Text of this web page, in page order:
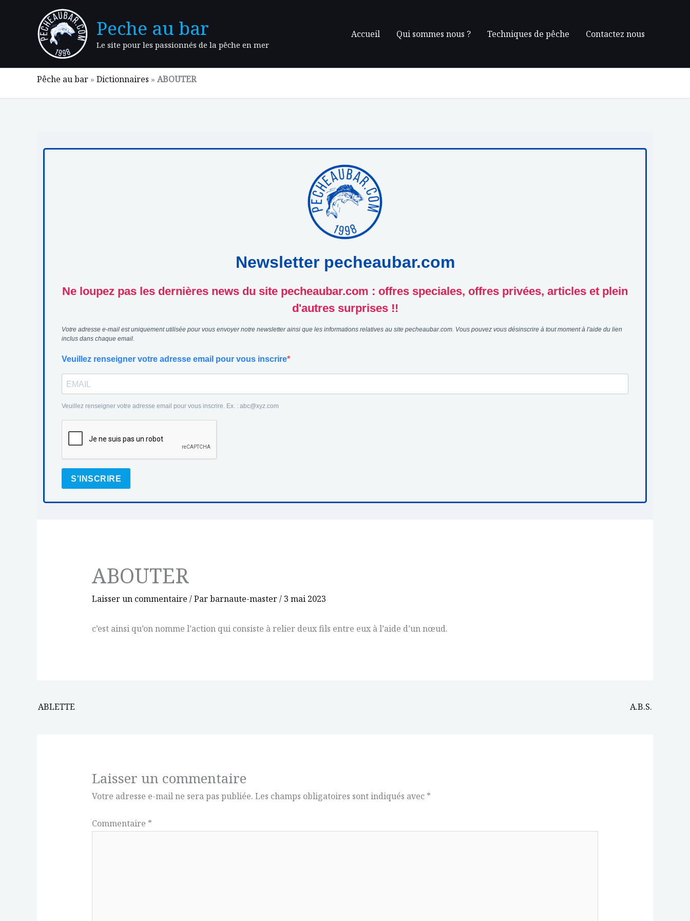
Peche au bar
Le site pour les passionnés de la pêche en mer
Accueil Qui sommes nous ? Techniques de pêche Contactez nous
Pêche au bar » Dictionnaires » ABOUTER
Newsletter pecheaubar.com
Ne loupez pas les dernières news du site pecheaubar.com : offres speciales, offres privées, articles et plein
d'autres surprises !!
Votre adresse e-mail est uniquement utilisée pour vous envoyer notre newsletter ainsi que les informations relatives au site pecheaubar.com. Vous pouvez vous désinscrire à tout moment à l'aide du lien
inclus dans chaque email.
Veuillez renseigner votre adresse email pour vous inscrire
Veuillez renseigner votre adresse email pour vous inscrire. Ex. : abc@xyz.com
S'INSCRIRE
ABOUTER
Laisser un commentaire / Parbarnaute-master/ 3 mai 2023
c’est ainsi qu’on nomme l’action qui consiste à relier deux fils entre eux à l’aide d’un nœud.
ABLETTE A.B.S.
Laisser un commentaire
Votre adresse e-mail ne sera pas publiée. Les champs obligatoires sont indiqués avec *
Commentaire *